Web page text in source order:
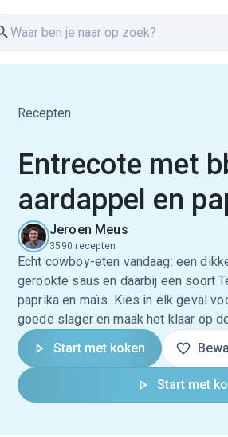
Recepten
Entrecote met
aardappel en
Jeroen Meus
3590 recepten
Echt cowboy-eten vandaag: een
gerookte saus en daarbij een soort
paprika en maïs. Kies in elk geval
goede slager en maak het klaar op
Start met koken
Start met